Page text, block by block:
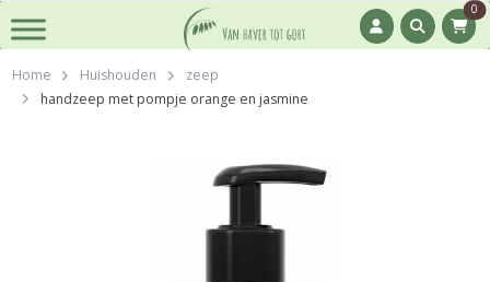
0
Home Huishouden
zeep
handzeep met pompje orange en jasmine